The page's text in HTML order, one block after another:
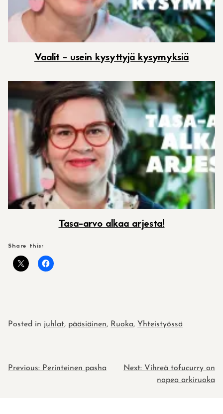
Vaalit - usein kysyttyjä kysymyksiä
Tasa-arvo alkaa arjesta!
Share this:
Posted in juhlat, pääsiäinen, Ruoka, Yhteistyössä
POST
Previous: Perinteinen pasha Next: Vihreä tofucurry on
nopea arkiruoka